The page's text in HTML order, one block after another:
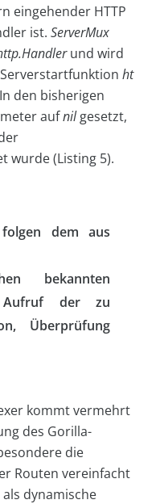
eingehender HTTP
ist. ServerMux
und wird
ht
den bisherigen
aufnilgesetzt,
wurde (Listing 5).
dem aus
bekannten
Aufruf der zu
Überprüfung
kommt vermehrt
des Gorilla-
die
Routen vereinfacht
dynamische